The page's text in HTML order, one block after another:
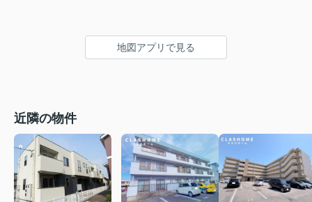
地図アプリで見る
近隣の物件